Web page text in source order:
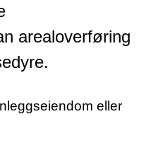
arealoverføring
eller